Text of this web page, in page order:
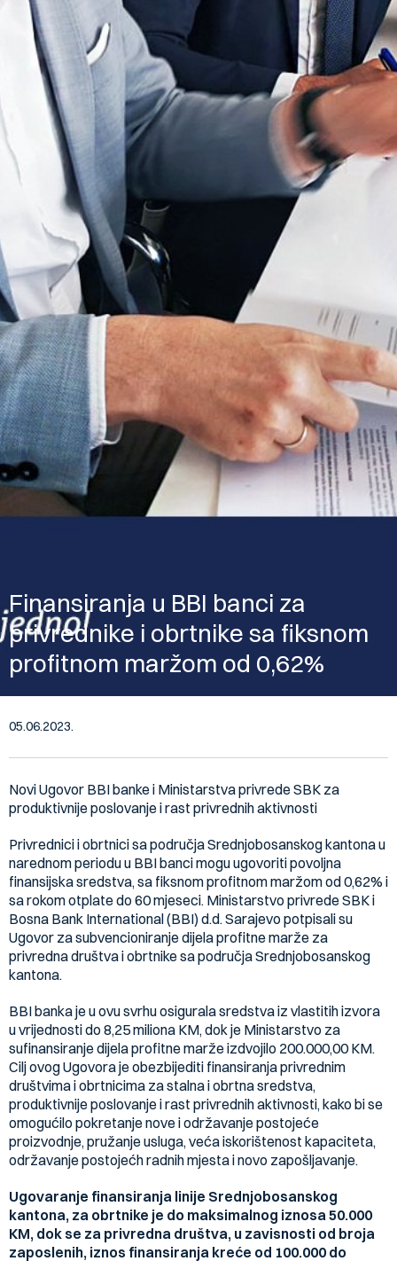
Finansiranja u BBI banci za
privrednike i obrtnike sa fiksnom
profitnom maržom od 0,62%
05.06.2023.
Novi Ugovor BBI banke i Ministarstva privrede SBK za
produktivnije poslovanje i rast privrednih aktivnosti
Privrednici i obrtnici sa područja Srednjobosanskog kantona u
narednom periodu u BBI banci mogu ugovoriti povoljna
finansijska sredstva, sa fiksnom profitnom maržom od 0,62% i
sa rokom otplate do 60 mjeseci. Ministarstvo privrede SBK i
Bosna Bank International (BBI) d.d. Sarajevo potpisali su
Ugovor za subvencioniranje dijela profitne marže za
privredna društva i obrtnike sa područja Srednjobosanskog
kantona.
BBI banka je u ovu svrhu osigurala sredstva iz vlastitih izvora
u vrijednosti do 8,25 miliona KM, dok je Ministarstvo za
sufinansiranje dijela profitne marže izdvojilo 200.000,00 KM.
Cilj ovog Ugovora je obezbijediti finansiranja privrednim
društvima i obrtnicima za stalna i obrtna sredstva,
produktivnije poslovanje i rast privrednih aktivnosti, kako bi se
omogućilo pokretanje nove i održavanje postojeće
proizvodnje, pružanje usluga, veća iskorištenost kapaciteta,
održavanje postojećh radnih mjesta i novo zapošljavanje.
Ugovaranje finansiranja linije Srednjobosanskog
kantona, za obrtnike je do maksimalnog iznosa 50.000
KM, dok se za privredna društva, u zavisnosti od broja
zaposlenih, iznos finansiranja kreće od 100.000 do